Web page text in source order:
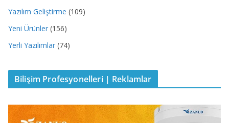
Yazılım Geliştirme (109)
Yeni Ürünler (156)
Yerli Yazılımlar (74)
Bilişim Profesyonelleri | Reklamlar